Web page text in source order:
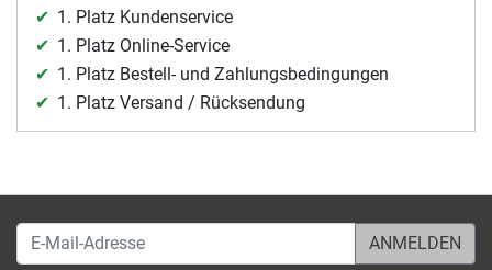
1. Platz Kundenservice
1. Platz Online-Service
1. Platz Bestell- und Zahlungsbedingungen
1. Platz Versand / Rücksendung
E-Mail-Adresse